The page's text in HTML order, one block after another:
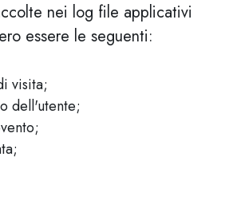
nei log file applicativi
essere le seguenti:
visita;
dell'utente;